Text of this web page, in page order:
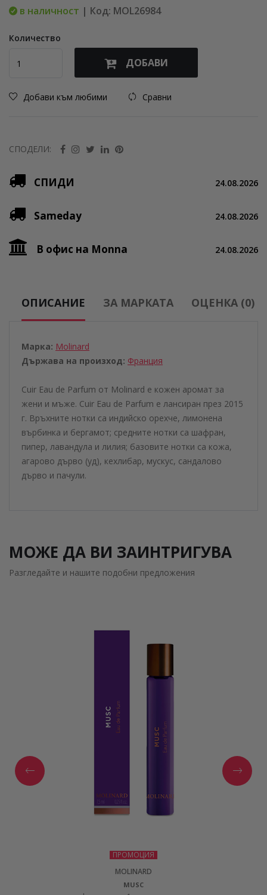
в наличност | Код: MOL26984
Количество
ДОБАВИ
Добави към любими Сравни
СПОДЕЛИ:
СПИДИ 24.08.2026
Sameday 24.08.2026
В офис на Monna 24.08.2026
ОПИСАНИЕ ЗА МАРКАТА ОЦЕНКА (0)
Марка: Molinard
Държава на произход: Франция
Cuir Eau de Parfum от Molinard е кожен аромат за
жени и мъже. Cuir Eau de Parfum е лансиран през 2015
г. Връхните нотки са индийско орехче, лимонена
върбинка и бергамот; средните нотки са шафран,
пипер, лавандула и лилия; базовите нотки са кожа,
агарово дърво (уд), кехлибар, мускус, сандалово
дърво и пачули.
МОЖЕ ДА ВИ ЗАИНТРИГУВА
Разгледайте и нашите подобни предложения
ПРОМОЦИЯ
MOLINARD
MUSC